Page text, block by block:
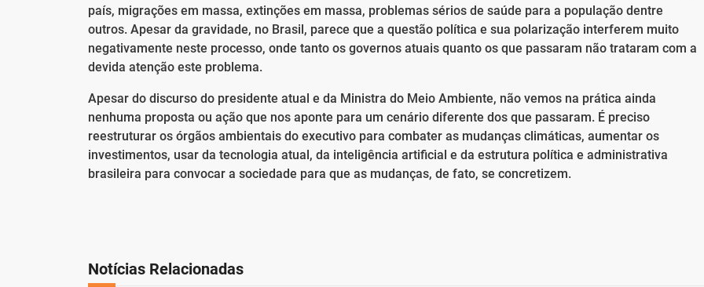
país, migrações em massa, extinções em massa, problemas sérios de saúde para a população dentre
outros. Apesar da gravidade, no Brasil, parece que a questão política e sua polarização interferem muito
negativamente neste processo, onde tanto os governos atuais quanto os que passaram não trataram com a
devida atenção este problema.
Apesar do discurso do presidente atual e da Ministra do Meio Ambiente, não vemos na prática ainda
nenhuma proposta ou ação que nos aponte para um cenário diferente dos que passaram. É preciso
reestruturar os órgãos ambientais do executivo para combater as mudanças climáticas, aumentar os
investimentos, usar da tecnologia atual, da inteligência artificial e da estrutura política e administrativa
brasileira para convocar a sociedade para que as mudanças, de fato, se concretizem.
Notícias Relacionadas